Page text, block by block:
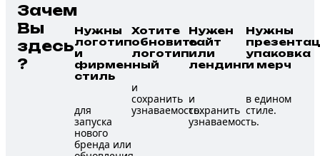
Зачем
Вы
здесь
?
Нужны
логотип
и
фирменный
стиль
для
запуска
нового
бренда или
Хотите
обновить
логотип
и
сохранить
узнаваемость.
Нужен
сайт
или
лендинг
и
сохранить
узнаваемость.
Нужны
упаковка
и мерч
в едином
стиле.